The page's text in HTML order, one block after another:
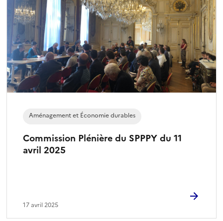
e
c
t
i
o
n
n
Commission Plénière du SPPPY du 11
avril 2025
Aménagement et Économie durables
17 avril 2025